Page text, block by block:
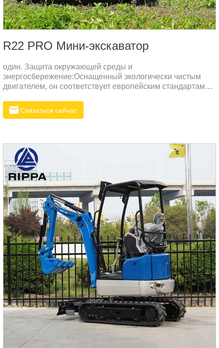
R22 PRO Мини-экскаватор
один. Защита окружающей среды и
энергосбережение:Оснащенный экологически чистым
двигателем, он соответствует европейским стандартам
малошумная конструкция снижают загрязнение
окружающей среды и эксплуатационные расходы.два.
Связаться сейчас